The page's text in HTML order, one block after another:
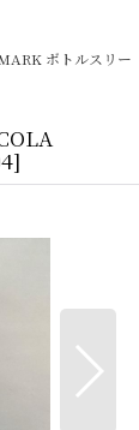
ボトルスリー
]